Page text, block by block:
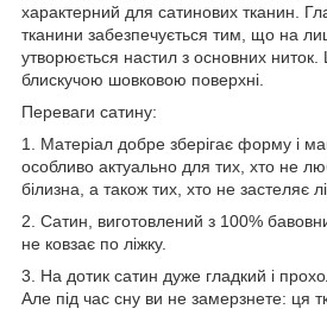
характерний для сатинових тканин.
тканини забезпечується тим, що на
утворюється настил з основних ниток.
блискучою шовковою поверхні.
Переваги сатину:
1. Матеріал добре зберігає форму і
особливо актуально для тих, хто не
білизна, а також тих, хто не застеляє
2. Сатин, виготовлений з 100%
не ковзає по ліжку.
3. На дотик сатин дуже гладкий і
Але під час сну ви не замерзнете: ця